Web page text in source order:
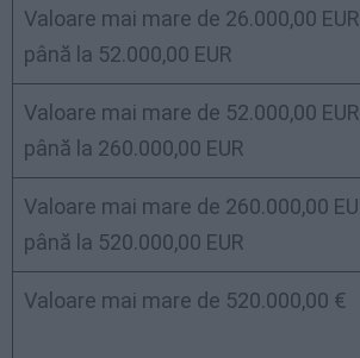
Valoare mai mare de 26.000,00
până la 52.000,00 EUR
Valoare mai mare de 52.000,00
până la 260.000,00 EUR
Valoare mai mare de 260.000,00
până la 520.000,00 EUR
Valoare mai mare de 520.000,00 €